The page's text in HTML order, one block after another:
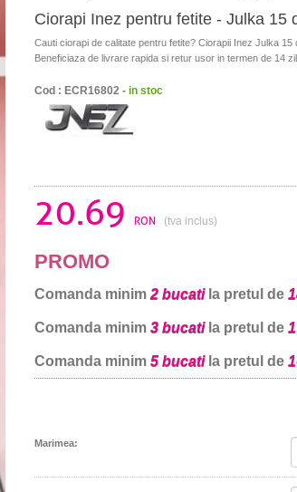
Ciorapi Inez pentru fetite - Julka 15
Cauti ciorapi de calitate pentru fetite? Ciorapii Inez Julka
Beneficiaza de livrare rapida si retur usor in termen de 14
Cod : ECR16802 - in stoc
20.69 RON (tva inclus)
PROMO
Comanda minim 2 bucatila pretul de
Comanda minim 3 bucatila pretul de
Comanda minim 5 bucatila pretul de
Marimea: